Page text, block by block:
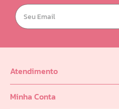
Atendimento
(62) 98218-0625
Minha Conta